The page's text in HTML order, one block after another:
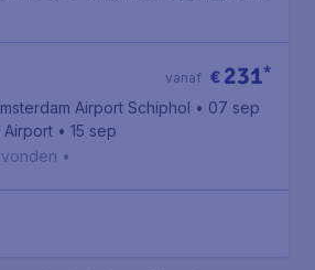
€ 231*
vanaf
Airport Schiphol • 07 sep
Airport • 15 sep
•